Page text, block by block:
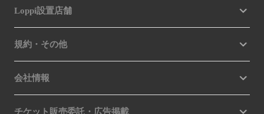
Loppi設置店舗
規約・その他
会社情報
チケット販売委託・広告掲載